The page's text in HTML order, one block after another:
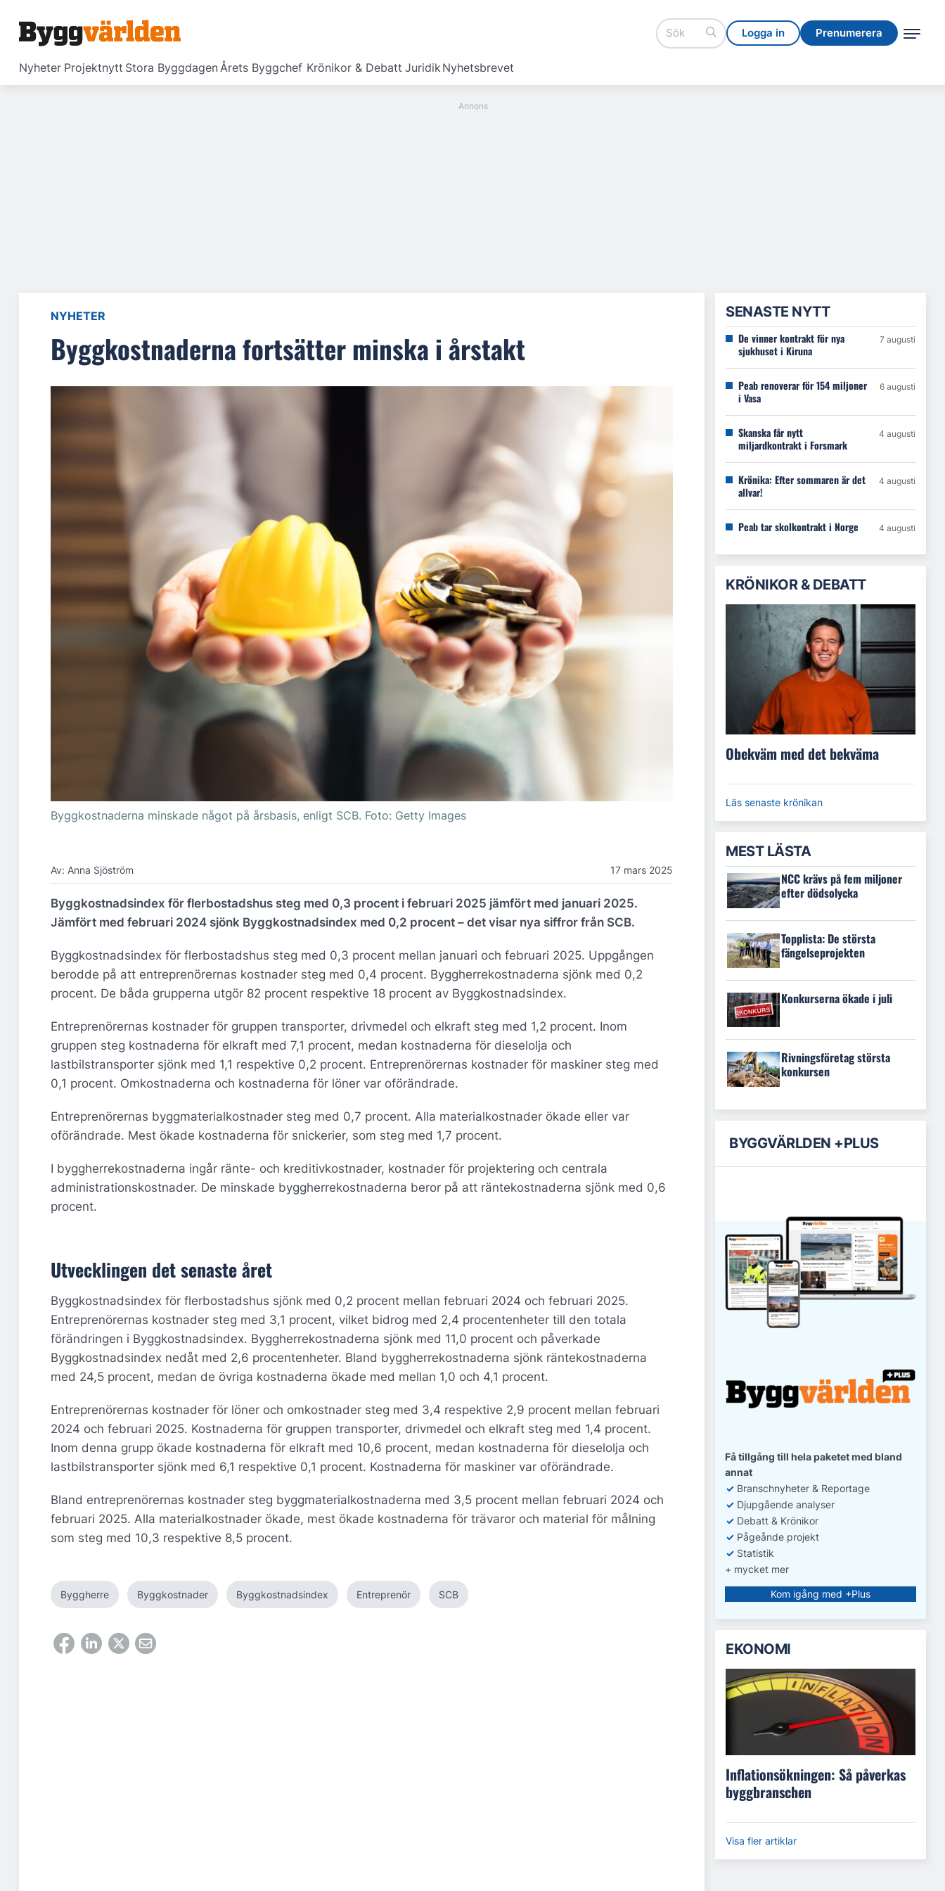
Logga in Prenumerera
Nyheter Projektnytt Stora ByggdagenÅrets Byggchef Krönikor & Debatt JuridikNyhetsbrevet
Logga in Prenumerera
NYHETER
Byggkostnaderna fortsätter minska i årstakt
Byggkostnaderna minskade något på årsbasis, enligt SCB. Foto: Getty Images
Av: Anna Sjöström 17 mars 2025
Byggkostnadsindex för flerbostadshus steg med 0,3 procent i februari 2025 jämfört med januari 2025.
Jämfört med februari 2024 sjönk Byggkostnadsindex med 0,2 procent – det visar nya siffror från SCB.
Byggkostnadsindex för flerbostadshus steg med 0,3 procent mellan januari och februari 2025. Uppgången
berodde på att entreprenörernas kostnader steg med 0,4 procent. Byggherrekostnaderna sjönk med 0,2
procent. De båda grupperna utgör 82 procent respektive 18 procent av Byggkostnadsindex.
Entreprenörernas kostnader för gruppen transporter, drivmedel och elkraft steg med 1,2 procent. Inom
gruppen steg kostnaderna för elkraft med 7,1 procent, medan kostnaderna för dieselolja och
lastbilstransporter sjönk med 1,1 respektive 0,2 procent. Entreprenörernas kostnader för maskiner steg med
0,1 procent. Omkostnaderna och kostnaderna för löner var oförändrade.
Entreprenörernas byggmaterialkostnader steg med 0,7 procent. Alla materialkostnader ökade eller var
oförändrade. Mest ökade kostnaderna för snickerier, som steg med 1,7 procent.
I byggherrekostnaderna ingår ränte- och kreditivkostnader, kostnader för projektering och centrala
administrationskostnader. De minskade byggherrekostnaderna beror på att räntekostnaderna sjönk med 0,6
procent.
Utvecklingen det senaste året
Byggkostnadsindex för flerbostadshus sjönk med 0,2 procent mellan februari 2024 och februari 2025.
Entreprenörernas kostnader steg med 3,1 procent, vilket bidrog med 2,4 procentenheter till den totala
förändringen i Byggkostnadsindex. Byggherrekostnaderna sjönk med 11,0 procent och påverkade
Byggkostnadsindex nedåt med 2,6 procentenheter. Bland byggherrekostnaderna sjönk räntekostnaderna
med 24,5 procent, medan de övriga kostnaderna ökade med mellan 1,0 och 4,1 procent.
Entreprenörernas kostnader för löner och omkostnader steg med 3,4 respektive 2,9 procent mellan februari
2024 och februari 2025. Kostnaderna för gruppen transporter, drivmedel och elkraft steg med 1,4 procent.
Inom denna grupp ökade kostnaderna för elkraft med 10,6 procent, medan kostnaderna för dieselolja och
lastbilstransporter sjönk med 6,1 respektive 0,1 procent. Kostnaderna för maskiner var oförändrade.
Bland entreprenörernas kostnader steg byggmaterialkostnaderna med 3,5 procent mellan februari 2024 och
februari 2025. Alla materialkostnader ökade, mest ökade kostnaderna för trävaror och material för målning
som steg med 10,3 respektive 8,5 procent.
Byggherre Byggkostnader Byggkostnadsindex Entreprenör SCB
SENASTE NYTT
De vinner kontrakt för nya
sjukhuset i Kiruna
7 augusti
Peab renoverar för 154 miljoner
i Vasa
6 augusti
Skanska får nytt
miljardkontrakt i Forsmark
4 augusti
Krönika: Efter sommaren är det
allvar!
4 augusti
Peab tar skolkontrakt i Norge 4 augusti
KRÖNIKOR & DEBATT
Obekväm med det bekväma
Läs senaste krönikan
MEST LÄSTA
NCC krävs på fem miljoner
efter dödsolycka
Topplista: De största
fängelseprojekten
Konkurserna ökade i juli
Rivningsföretag största
konkursen
BYGGVÄRLDEN +PLUS
Få tillgång till hela paketet med bland
annat
✓ Branschnyheter & Reportage
✓ Djupgående analyser
✓ Debatt & Krönikor
✓ Pågeånde projekt
✓ Statistik
+ mycket mer
Kom igång med +Plus
EKONOMI
Inflationsökningen: Så påverkas
byggbranschen
Visa fler artiklar